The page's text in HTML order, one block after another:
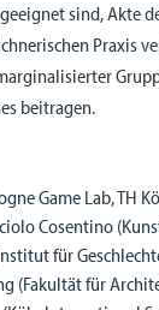
sind, Akte
Praxis
beitragen.
Game Lab, TH
Cosentino
für
(Fakultät für